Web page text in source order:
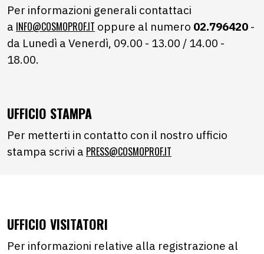
Per informazioni generali contattaci
a INFO@COSMOPROF.IT oppure al numero 02.796420 -
da Lunedì a Venerdì, 09.00 - 13.00 / 14.00 -
18.00.
UFFICIO STAMPA
Per metterti in contatto con il nostro ufficio
stampa scrivi a PRESS@COSMOPROF.IT
UFFICIO VISITATORI
Per informazioni relative alla registrazione al